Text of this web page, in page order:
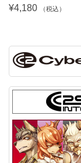
¥4,180
（税込）